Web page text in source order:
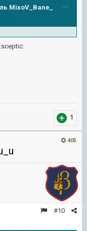
MixoV_Bane_
1
405
#10